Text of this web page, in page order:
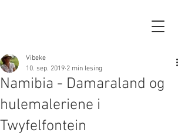
Namibia - Damaraland og
hulemaleriene i
Twyfelfontein
Vibeke
10. sep. 2019 2 min lesing